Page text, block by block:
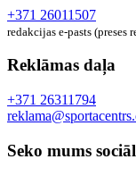
+371 26011507
redakcijas e-pasts (preses
Reklāmas daļa
+371 26311794
Seko mums